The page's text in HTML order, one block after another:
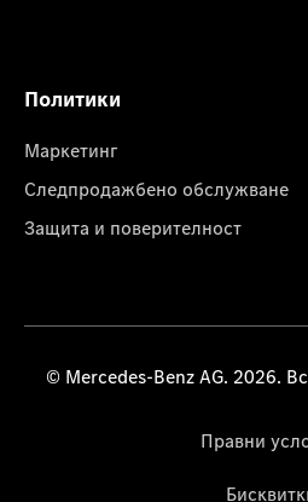
Политики
Маркетинг
Следпродажбено обслужване
Защита и поверителност
© Mercedes-Benz AG. 2026.
Правни